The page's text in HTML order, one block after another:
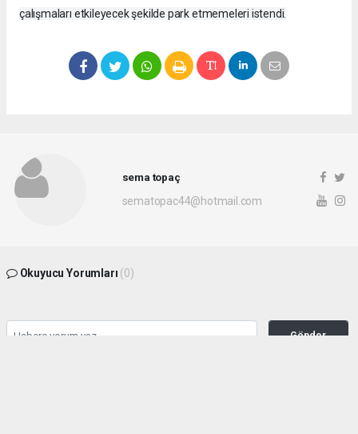
çalışmaları etkileyecek şekilde park etmemeleri istendi.
sema topaç
sematopac44@hotmail.com
Okuyucu Yorumları (0)
Gönder